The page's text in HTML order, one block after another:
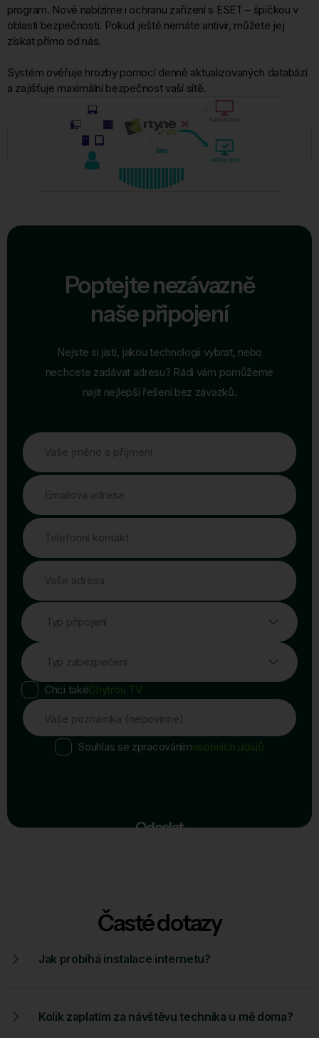
program. Nově nabízíme i ochranu zařízení s ESET – špičkou v
oblasti bezpečnosti. Pokud ještě nemáte antivir, můžete jej
získat přímo od nás.
Systém ověřuje hrozby pomocí denně aktualizovaných databází
a zajišťuje maximální bezpečnost vaší sítě.
Poptejte nezávazně
naše připojení
Nejste si jisti, jakou technologii vybrat, nebo
nechcete zadávat adresu? Rádi vám pomůžeme
najít nejlepší řešení bez závazků.
Vaše jméno a příjmení
Emailová adresa
Telefonní kontakt
Vaše adresa
Typ připojení
Typ zabezpečení
Chci takéChytrou TV
Vaše poznámka (nepovinné)
Souhlas se zpracovánímosobních údajů
Odeslat
Časté dotazy
Jak probíhá instalace internetu?
Kolik zaplatím za návštěvu technika u mě doma?